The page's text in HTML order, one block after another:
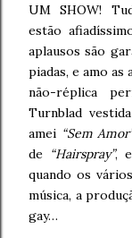
UM SHOW!
estão
aplausos são
piadas, e amo
não-réplica
Turnblad
amei “Sem
de “Hairspray”,
quando os
música, a
gay…